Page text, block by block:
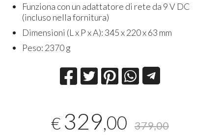
Funziona con un adattatore di rete da 9 V DC
(incluso nella fornitura)
Dimensioni (L x P x A): 345 x 220 x 63 mm
Peso: 2370 g
€ 329,00 379,00